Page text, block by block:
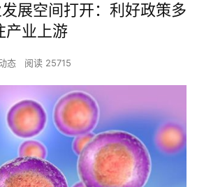
展空间打开：利好政策多
产业上游
态 阅读 25715